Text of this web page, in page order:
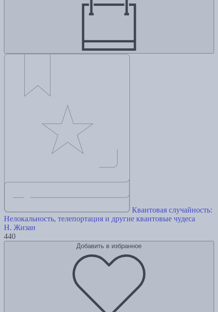
Квантовая случайность:
Нелокальность, телепортация и другие квантовые чудеса
Н. Жизан
440
Добавить в избранное